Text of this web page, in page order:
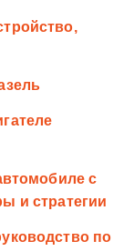
с
и стратегии
по